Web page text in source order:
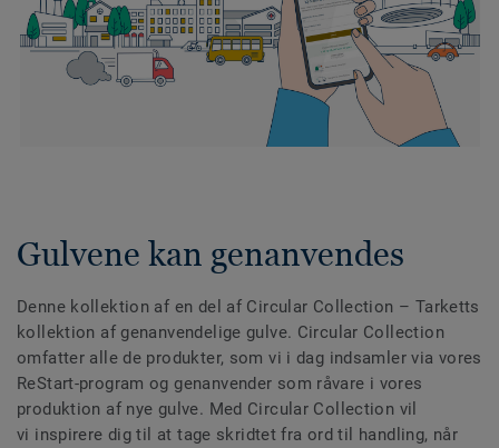
Gulvene kan genanvendes
Denne kollektion af en del af Circular Collection – Tarketts
kollektion af genanvendelige gulve. Circular Collection
omfatter alle de produkter, som vi i dag indsamler via vores
ReStart-program og genanvender som råvare i vores
produktion af nye gulve. Med Circular Collection vil
vi inspirere dig til at tage skridtet fra ord til handling, når